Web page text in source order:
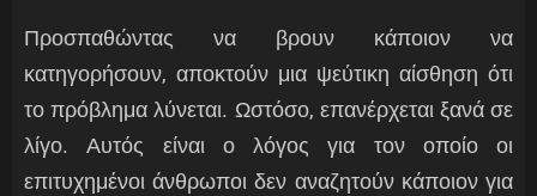
Προσπαθώντας να βρουν κάποιον να
κατηγορήσουν, αποκτούν μια ψεύτικη αίσθηση ότι
το πρόβλημα λύνεται. Ωστόσο, επανέρχεται ξανά σε
λίγο. Αυτός είναι ο λόγος για τον οποίο οι
επιτυχημένοι άνθρωποι δεν αναζητούν κάποιον για